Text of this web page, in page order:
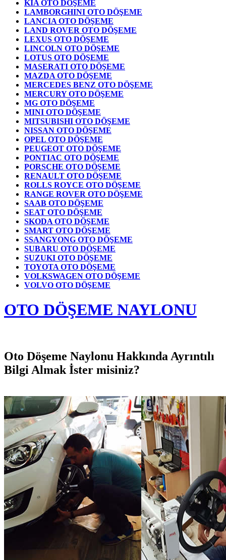
KIA OTO DÖŞEME
LAMBORGHINI OTO DÖŞEME
LANCIA OTO DÖŞEME
LAND ROVER OTO DÖŞEME
LEXUS OTO DÖŞEME
LINCOLN OTO DÖŞEME
LOTUS OTO DÖŞEME
MASERATI OTO DÖŞEME
MAZDA OTO DÖŞEME
MERCEDES BENZ OTO DÖŞEME
MERCURY OTO DÖŞEME
MG OTO DÖŞEME
MINI OTO DÖŞEME
MITSUBISHI OTO DÖŞEME
NISSAN OTO DÖŞEME
OPEL OTO DÖŞEME
PEUGEOT OTO DÖŞEME
PONTIAC OTO DÖŞEME
PORSCHE OTO DÖŞEME
RENAULT OTO DÖŞEME
ROLLS ROYCE OTO DÖŞEME
RANGE ROVER OTO DÖŞEME
SAAB OTO DÖŞEME
SEAT OTO DÖŞEME
SKODA OTO DÖŞEME
SMART OTO DÖŞEME
SSANGYONG OTO DÖŞEME
SUBARU OTO DÖŞEME
SUZUKI OTO DÖŞEME
TOYOTA OTO DÖŞEME
VOLKSWAGEN OTO DÖŞEME
VOLVO OTO DÖŞEME
OTO DÖŞEME NAYLONU
Oto Döşeme Naylonu Hakkında Ayrıntılı
Bilgi Almak İster misiniz?